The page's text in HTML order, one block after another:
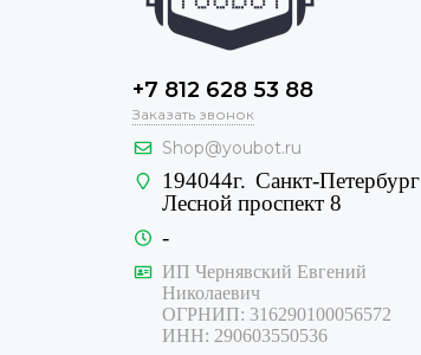
+7 812 628 53 88
Заказать звонок
Shop@youbot.ru
194044г. Санкт-Петербург
Лесной проспект 8
-
ИП Чернявский Евгений
Николаевич
ОГРНИП: 316290100056572
ИНН: 290603550536